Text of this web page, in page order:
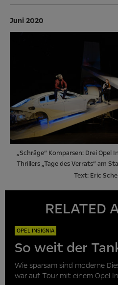
Juni 2020
„Schräge“ Komparsen: Drei Opel
Thrillers „Tage des Verrats“ am
Text: Eric
RELATED
OPEL INSIGNIA
So weit der
Wie sparsam sind moderne
war auf Tour mit einem Opel